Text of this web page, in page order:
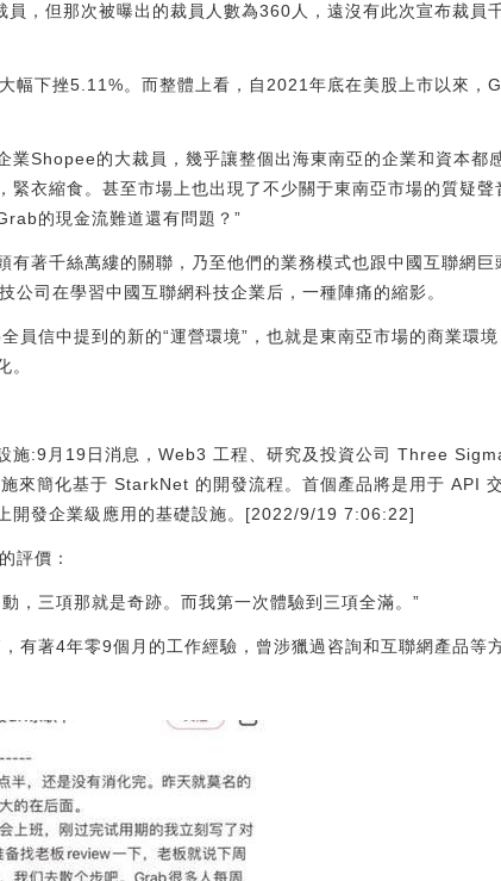
，但那次被曝出的裁員人數為360人，遠沒有此次宣布裁員
幅下挫5.11%。而整體上看，自2021年底在美股上市以來，
Shopee的大裁員，幾乎讓整個出海東南亞的企業和資本都
衣縮食。甚至市場上也出現了不少關于東南亞市場的質疑聲
的現金流難道還有問題？”
著千絲萬縷的關聯，乃至他們的業務模式也跟中國互聯網巨
司在學習中國互聯網科技企業后，一種陣痛的縮影。
信中提到的新的“運營環境”，也就是東南亞市場的商業環境
。
:9月19日消息，Web3 工程、研究及投資公司 Three
簡化基于 StarkNet 的開發流程。首個產品將是用于 API
開發企業級應用的基礎設施。[2022/9/19 7:06:22]
評價：
，三項那就是奇跡。而我第一次體驗到三項全滿。”
著4年零9個月的工作經驗，曾涉獵過咨詢和互聯網產品等方